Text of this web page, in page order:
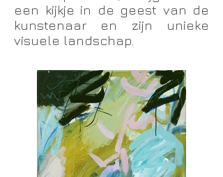
een kijkje in de geest van de
kunstenaar en zijn unieke
visuele landschap.